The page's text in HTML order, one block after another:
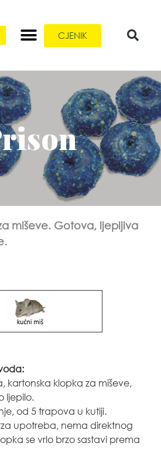
CJENIK
miševe. Gotova, ljepljiva
kartonska klopka za miševe,
ljepilo.
od 5 trapova u kutiji.
upotreba, nema direktnog
se vrlo brzo sastavi prema